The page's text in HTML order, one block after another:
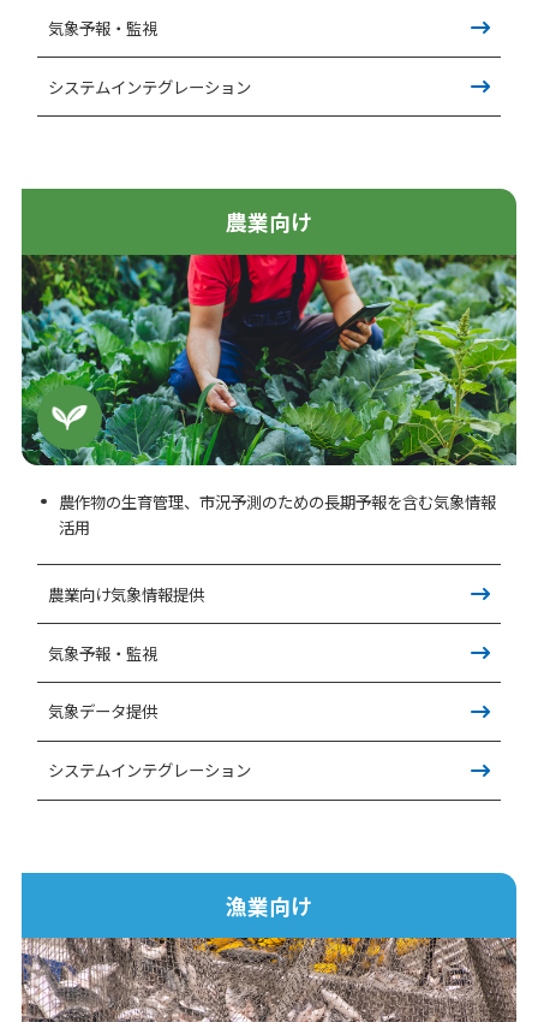
気象予報・監視
システムインテグレーション
農業向け
農作物の生育管理、市況予測のための長期予報を含む気象情報
活用
農業向け気象情報提供
気象予報・監視
気象データ提供
システムインテグレーション
漁業向け